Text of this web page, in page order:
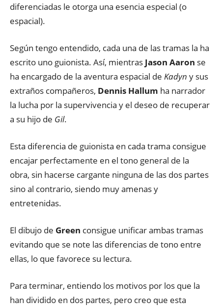
diferenciadas le otorga una esencia especial (o
espacial).
Según tengo entendido, cada una de las tramas la ha
escrito uno guionista. Así, mientras Jason Aaron se
ha encargado de la aventura espacial de Kadyn y sus
extraños compañeros, Dennis Hallum ha narrador
la lucha por la supervivencia y el deseo de recuperar
a su hijo de Gil.
Esta diferencia de guionista en cada trama consigue
encajar perfectamente en el tono general de la
obra, sin hacerse cargante ninguna de las dos partes
sino al contrario, siendo muy amenas y
entretenidas.
El dibujo de Green consigue unificar ambas tramas
evitando que se note las diferencias de tono entre
ellas, lo que favorece su lectura.
Para terminar, entiendo los motivos por los que la
han dividido en dos partes, pero creo que esta